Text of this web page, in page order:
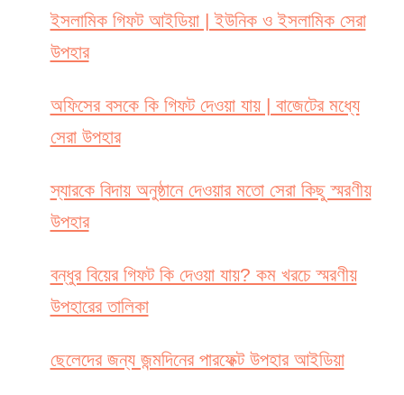
ইসলামিক গিফট আইডিয়া | ইউনিক ও ইসলামিক সেরা
উপহার
অফিসের বসকে কি গিফট দেওয়া যায় | বাজেটের মধ্যে
সেরা উপহার
স্যারকে বিদায় অনুষ্ঠানে দেওয়ার মতো সেরা কিছু স্মরণীয়
উপহার
বন্ধুর বিয়ের গিফট কি দেওয়া যায়? কম খরচে স্মরণীয়
উপহারের তালিকা
ছেলেদের জন্য জন্মদিনের পারফেক্ট উপহার আইডিয়া